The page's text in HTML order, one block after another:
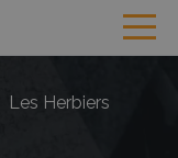
Les Herbiers